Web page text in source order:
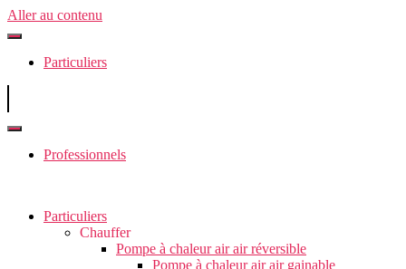
Aller au contenu
Particuliers
Professionnels
Particuliers
Chauffer
Pompe à chaleur air air réversible
Pompe à chaleur air air gainable